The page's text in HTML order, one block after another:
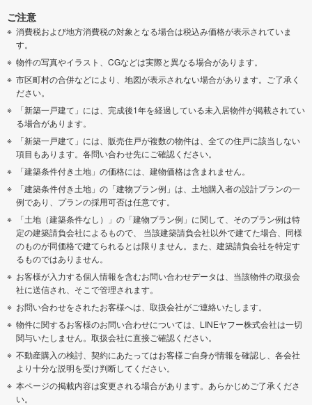
ご注意
消費税および地方消費税の対象となる場合は税込み価格が表示されていま
す。
物件の写真やイラスト、CGなどは実際と異なる場合があります。
市区町村の合併などにより、地図が表示されない場合があります。ご了承く
ださい。
「新築一戸建て」には、完成後1年を経過している未入居物件が掲載されてい
る場合があります。
「新築一戸建て」には、販売住戸が複数の物件は、全ての住戸に該当しない
項目もあります。各問い合わせ先にご確認ください。
「建築条件付き土地」の価格には、建物価格は含まれません。
「建築条件付き土地」の「建物プラン例」は、土地購入者の設計プランの一
例であり、プランの採用可否は任意です。
「土地（建築条件なし）」の「建物プラン例」に関して、そのプラン例は特
定の建築請負会社によるもので、 当該建築請負会社以外で建てた場合、同様
のものが同価格で建てられるとは限りません。また、建築請負会社を特定す
るものではありません。
お客様が入力する個人情報を含むお問い合わせデータは、当該物件の取扱会
社に送信され、そこで管理されます。
お問い合わせをされたお客様へは、取扱会社がご連絡いたします。
物件に関するお客様のお問い合わせについては、LINEヤフー株式会社は一切
関与いたしません。取扱会社に直接ご確認ください。
不動産購入の検討、契約にあたってはお客様ご自身が情報を確認し、各会社
より十分な説明を受け判断してください。
本ページの掲載内容は変更される場合があります。あらかじめご了承くださ
い。